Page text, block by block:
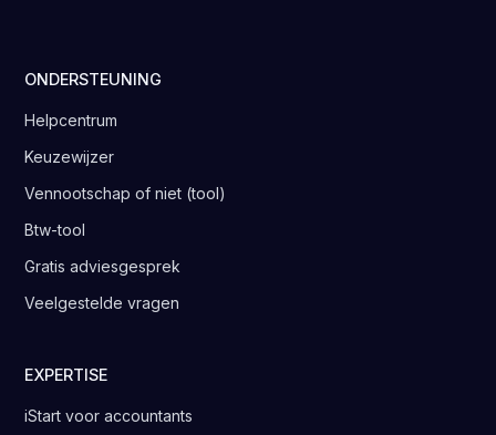
ONDERSTEUNING
Helpcentrum
Keuzewijzer
Vennootschap of niet (tool)
Btw-tool
Gratis adviesgesprek
Veelgestelde vragen
EXPERTISE
iStart voor accountants